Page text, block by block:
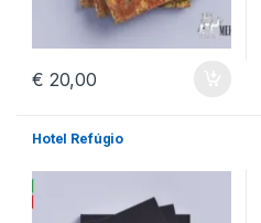
€ 20,00
Hotel Refúgio